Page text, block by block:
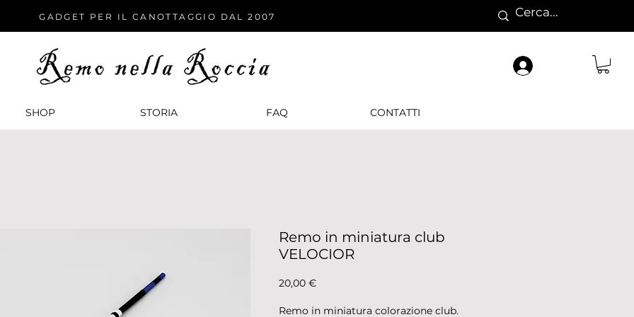
GADGET PER IL CANOTTAGGIO DAL 2007
SHOP STORIA FАQ CONTATTI
Remo in miniatura club
VELOCIOR
20,00 €Prezzo
Remo in miniatura colorazione club.